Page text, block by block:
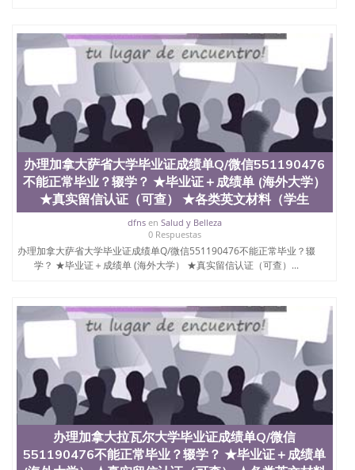
办理加拿大萨省大学毕业证成绩单Q/微信551190476
不能正常毕业？辍学？ ★毕业证＋成绩单 (海外大学）
★真实留信认证（可查） ★各类英文材料（学生
dfnsen Salud y Belleza
0 Respuestas
办理加拿大萨省大学毕业证成绩单Q/微信551190476不能正常毕业？辍
学？ ★毕业证＋成绩单 (海外大学） ★真实留信认证（可查）...
办理加拿大拉瓦尔大学毕业证成绩单Q/微信
551190476不能正常毕业？辍学？ ★毕业证＋成绩单